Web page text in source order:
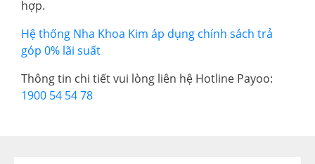
hợp.
Hệ thống Nha Khoa Kim áp dụng chính sách trả
góp 0% lãi suất
Thông tin chi tiết vui lòng liên hệ Hotline Payoo:
1900 54 54 78